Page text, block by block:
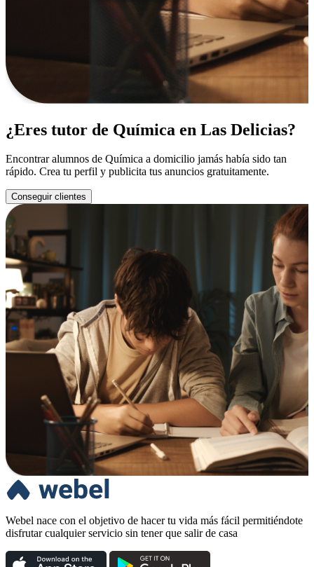
¿Eres tutor de Química en Las Delicias?
Encontrar alumnos de Química a domicilio jamás había sido tan
rápido. Crea tu perfil y publicita tus anuncios gratuitamente.
Conseguir clientes
Webel nace con el objetivo de hacer tu vida más fácil permitiéndote
disfrutar cualquier servicio sin tener que salir de casa